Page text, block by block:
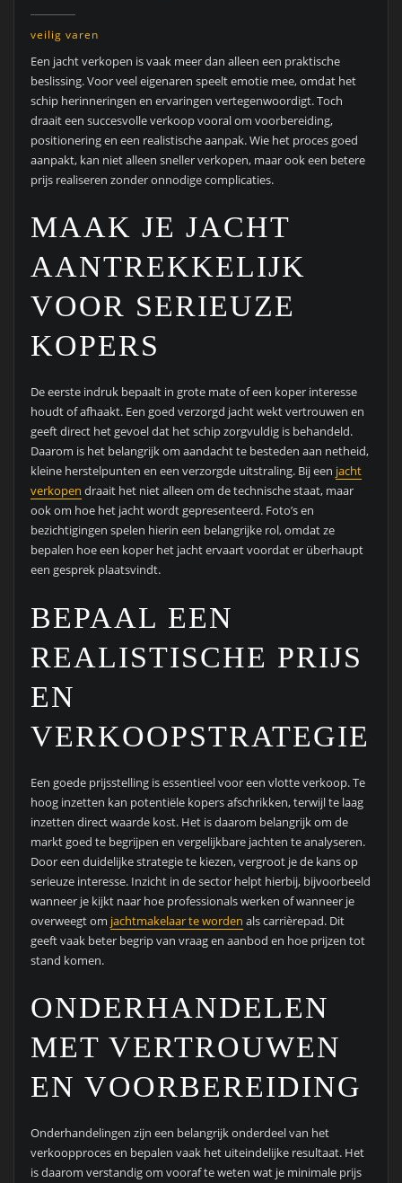
veilig varen
Een jacht verkopen is vaak meer dan alleen een praktische
beslissing. Voor veel eigenaren speelt emotie mee, omdat het
schip herinneringen en ervaringen vertegenwoordigt. Toch
draait een succesvolle verkoop vooral om voorbereiding,
positionering en een realistische aanpak. Wie het proces goed
aanpakt, kan niet alleen sneller verkopen, maar ook een betere
prijs realiseren zonder onnodige complicaties.
MAAK JE JACHT
AANTREKKELIJK
VOOR SERIEUZE
KOPERS
De eerste indruk bepaalt in grote mate of een koper interesse
houdt of afhaakt. Een goed verzorgd jacht wekt vertrouwen en
geeft direct het gevoel dat het schip zorgvuldig is behandeld.
Daarom is het belangrijk om aandacht te besteden aan netheid,
kleine herstelpunten en een verzorgde uitstraling. Bij een jacht
verkopen draait het niet alleen om de technische staat, maar
ook om hoe het jacht wordt gepresenteerd. Foto’s en
bezichtigingen spelen hierin een belangrijke rol, omdat ze
bepalen hoe een koper het jacht ervaart voordat er überhaupt
een gesprek plaatsvindt.
BEPAAL EEN
REALISTISCHE PRIJS
EN
VERKOOPSTRATEGIE
Een goede prijsstelling is essentieel voor een vlotte verkoop. Te
hoog inzetten kan potentiële kopers afschrikken, terwijl te laag
inzetten direct waarde kost. Het is daarom belangrijk om de
markt goed te begrijpen en vergelijkbare jachten te analyseren.
Door een duidelijke strategie te kiezen, vergroot je de kans op
serieuze interesse. Inzicht in de sector helpt hierbij, bijvoorbeeld
wanneer je kijkt naar hoe professionals werken of wanneer je
overweegt om jachtmakelaar te worden als carrièrepad. Dit
geeft vaak beter begrip van vraag en aanbod en hoe prijzen tot
stand komen.
ONDERHANDELEN
MET VERTROUWEN
EN VOORBEREIDING
Onderhandelingen zijn een belangrijk onderdeel van het
verkoopproces en bepalen vaak het uiteindelijke resultaat. Het
is daarom verstandig om vooraf te weten wat je minimale prijs